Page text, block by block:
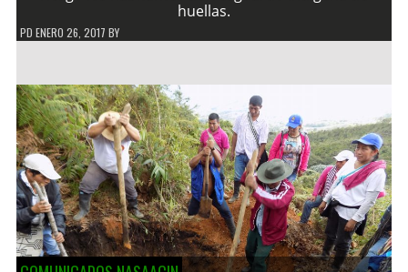
huellas.
PD ENERO 26, 2017 BY